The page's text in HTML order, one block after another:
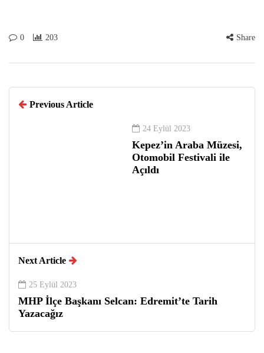
0 203 Share
Previous Article
24 Eylül 2023
Kepez’in Araba Müzesi,
Otomobil Festivali ile
Açıldı
Next Article
25 Eylül 2023
MHP İlçe Başkanı Selcan: Edremit’te Tarih
Yazacağız